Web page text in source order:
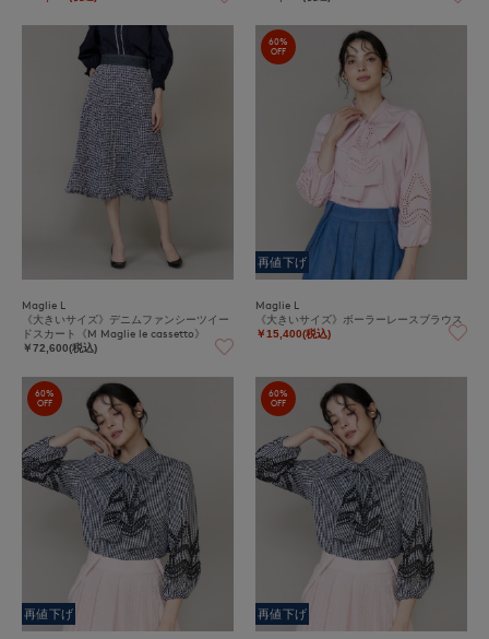
Maglie L
《大きいサイズ》デニムファンシーツイー
ドスカート《M Maglie le cassetto》
￥72,600(税込)
60%
OFF
再値下げ
Maglie L
《大きいサイズ》ボーラーレースブラウス
￥15,400(税込)
60%
OFF
再値下げ
60%
OFF
再値下げ